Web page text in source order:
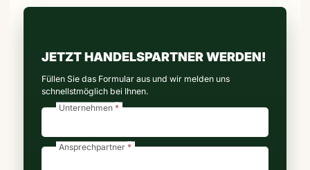
JETZT HANDELSPARTNER WERDEN!
Füllen Sie das Formular aus und wir melden uns
schnellstmöglich bei Ihnen.
Unternehmen
Ansprechpartner